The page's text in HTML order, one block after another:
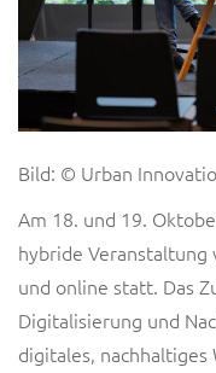
Bild: © Urban
Am 18. und 19.
hybride Veranstaltung
und online statt. Das
Digitalisierung und
digitales, nachhaltiges